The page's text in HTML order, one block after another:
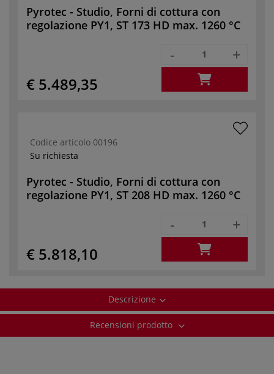
Pyrotec - Studio, Forni di cottura con
regolazione PY1, ST 173 HD max. 1260 °C
€ 5.489,35
- +
Codice articolo 00196
Su richiesta
Pyrotec - Studio, Forni di cottura con
regolazione PY1, ST 208 HD max. 1260 °C
€ 5.818,10
- +
Descrizione
Recensioni prodotto